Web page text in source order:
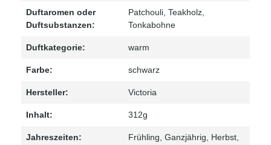
Duftaromen oder
Duftsubstanzen:
Patchouli , Teakholz
Tonkabohne
Duftkategorie: warm
Farbe: schwarz
Hersteller: Victoria
Inhalt: 312g
Jahreszeiten: Frühling , Ganzjährig , Herbst